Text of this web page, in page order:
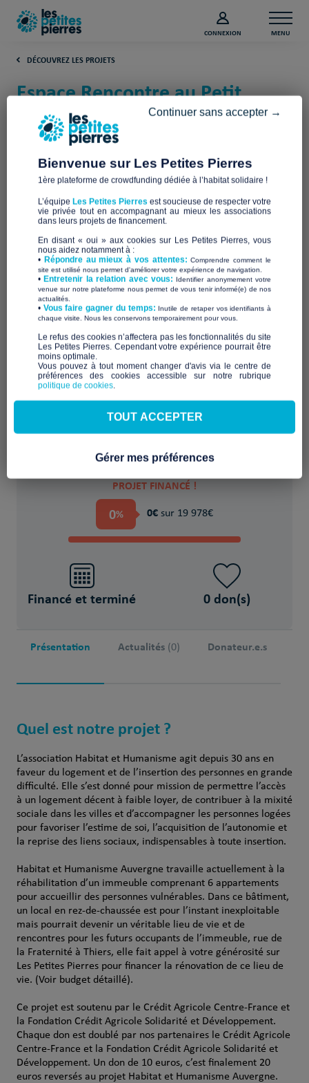
CONNEXION MENU
DÉCOUVREZ LES PROJETS
Espace Rencontre au Petit
Châtelet à Thiers (Puy-de-
Dôme)
Habitat et Humanisme Auvergne
Aménager ou rénover un logement
inadapté ou indigne
POUR
PROJET FINANCÉ !
0% 0€ sur 19 978€
Financé et terminé 0 don(s)
Présentation Actualités (0) Donateur.e.s
Quel est notre projet ?
L’association Habitat et Humanisme agit depuis 30 ans en
faveur du logement et de l’insertion des personnes en grande
difficulté. Elle s’est donné pour mission de permettre l’accès
à un logement décent à faible loyer, de contribuer à la mixité
sociale dans les villes et d’accompagner les personnes logées
pour favoriser l’estime de soi, l’acquisition de l’autonomie et
la reprise des liens sociaux, indispensables à toute insertion.
Habitat et Humanisme Auvergne travaille actuellement à la
réhabilitation d’un immeuble comprenant 6 appartements
pour accueillir des personnes vulnérables. Dans ce bâtiment,
un local en rez-de-chaussée est pour l’instant inexploitable
mais pourrait devenir un véritable lieu de vie et de
rencontres pour les futurs occupants de l’immeuble, rue de
la Fraternité à Thiers, elle fait appel à votre générosité sur
Les Petites Pierres pour financer la rénovation de ce lieu de
vie. (Voir budget détaillé).
Ce projet est soutenu par le Crédit Agricole Centre-France et
la Fondation Crédit Agricole Solidarité et Développement.
Chaque don est doublé par nos partenaires le Crédit Agricole
Centre-France et la Fondation Crédit Agricole Solidarité et
Développement. Un don de 10 euros, c’est finalement 20
euros reversés au projet Habitat et Humanisme Auvergne.
Bienvenue sur Les Petites Pierres
1ère plateforme de crowdfunding dédiée à l’habitat solidaire !
L’équipe Les Petites Pierres est soucieuse de respecter votre
vie privée tout en accompagnant au mieux les associations
dans leurs projets de financement.
En disant « oui » aux cookies sur Les Petites Pierres, vous
nous aidez notamment à :
• Répondre au mieux à vos attentes:Comprendre comment le
site est utilisé nous permet d'améliorer votre expérience de navigation.
•Entretenir la relation avec vous: Identifier anonymement votre
venue sur notre plateforme nous permet de vous tenir informé(e) de nos
actualités.
​• Vous faire gagner du temps: Inutile de retaper vos identifiants à
chaque visite. Nous les conservons temporairement pour vous.
​Le refus des cookies n’affectera pas les fonctionnalités du site
Les Petites Pierres. Cependant votre expérience pourrait être
moins optimale.​
Vous pouvez à tout moment changer d'avis via le centre de
préférences des cookies accessible sur notre rubrique
politique de cookies.
Continuer sans accepter →
TOUT ACCEPTER
Gérer mes préférences